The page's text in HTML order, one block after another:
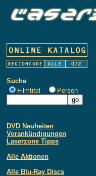
Suche
Filmtitel
Person
DVD Neuheiten
Vorankündigungen
Laserzone Tipps
Alle Aktionen
Alle Blu-Ray Discs